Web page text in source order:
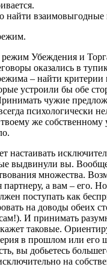
найти взаимовыгодные
режим Убеждения и
оказались в
– найти критерии
устроили бы обе
чужие
психологически
твоему же
настаивать
выдвинули вы.
множества.
партнеру, а вам – его.
поступать как
на доводы обеих
И принимать
таковые.
в прошлом или его
вы добьетесь
на